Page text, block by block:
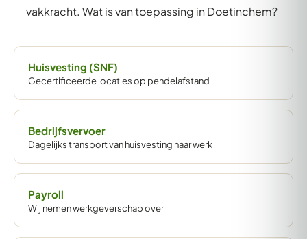
vakkracht. Wat is van toepassing in Doetinchem?
Huisvesting (SNF)
Gecertificeerde locaties op pendelafstand
Bedrijfsvervoer
Dagelijks transport van huisvesting naar werk
Payroll
Wij nemen werkgeverschap over